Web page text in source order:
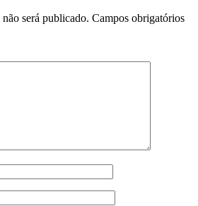
será publicado. Campos obrigatórios